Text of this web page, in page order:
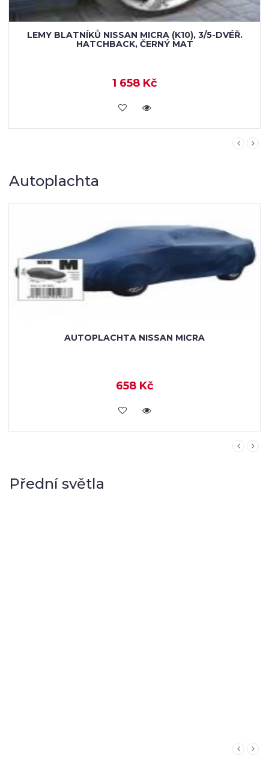
LEMY BLATNÍKŮ NISSAN MICRA (K10), 3/5-DVÉŘ.
HATCHBACK, PRO LAKOVÁNÍ
1 658 Kč
KOUPIT
Autoplachta
OCHRANNÁ AUTOPLACHTA PROTI KROUPÁM
1 958 Kč
KOUPIT
Přední světla